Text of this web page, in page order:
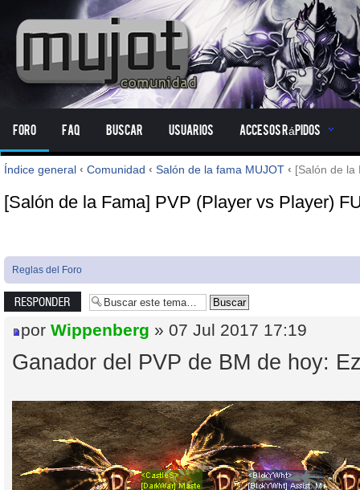
Foro FAQ Buscar Usuarios Accesos Rápidos
Índice general ‹ Comunidad ‹ Salón de la fama MUJOT ‹ [Salón de la
[Salón de la Fama] PVP (Player vs Player)
Reglas del Foro
Publicar una
respuesta
por Wippenberg » 07 Jul 2017 17:19
Ganador del PVP de BM de hoy: